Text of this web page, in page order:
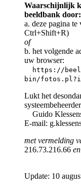
Waarschijnlijk
beeldbank door:
a. deze pagina
Ctrl+Shift+R)
of
b. het volgende
uw browser:
https://
bin/
Lukt het
Guido
E-mail:
met vermelding
216.73.216.66
Update: 10